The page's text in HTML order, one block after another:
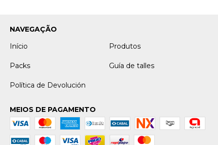
NAVEGAÇÃO
Início
Produtos
Packs Guía de talles
Política de Devolución
MEIOS DE PAGAMENTO